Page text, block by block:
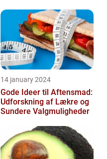
14 january 2024
Gode Ideer til Aftensmad:
Udforskning af Lækre og
Sundere Valgmuligheder